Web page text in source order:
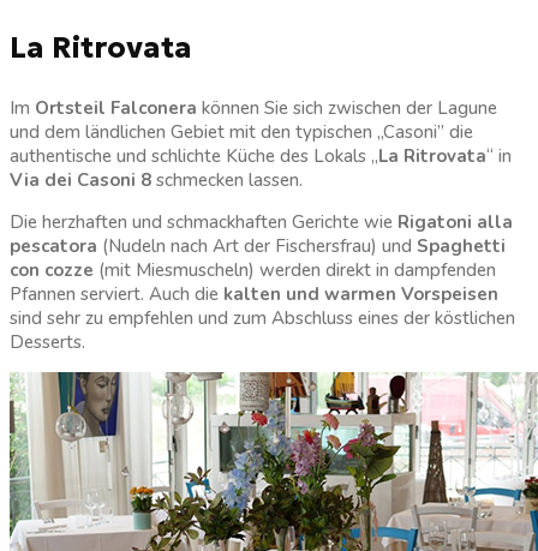
La Ritrovata
Im Ortsteil Falconera können Sie sich zwischen der Lagune
und dem ländlichen Gebiet mit den typischen „Casoni” die
authentische und schlichte Küche des Lokals „La Ritrovata“ in
Via dei Casoni 8 schmecken lassen.
Die herzhaften und schmackhaften Gerichte wie Rigatoni alla
pescatora (Nudeln nach Art der Fischersfrau) und Spaghetti
con cozze (mit Miesmuscheln) werden direkt in dampfenden
Pfannen serviert. Auch die kalten und warmen Vorspeisen
sind sehr zu empfehlen und zum Abschluss eines der köstlichen
Desserts.